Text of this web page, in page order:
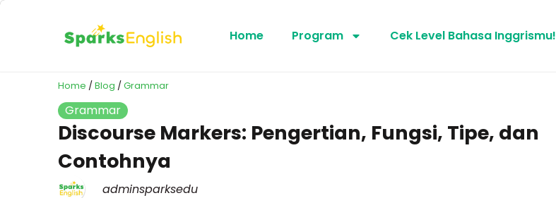
Home Program Cek Level Bahasa Inggrismu!
Home /Blog /Grammar
Grammar
Discourse Markers: Pengertian, Fungsi, Tipe, dan
Contohnya
adminsparksedu